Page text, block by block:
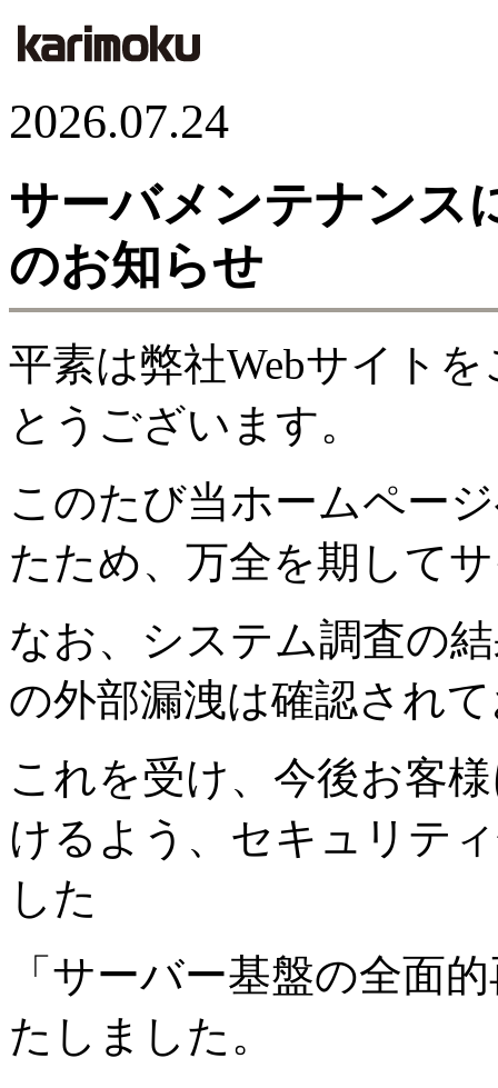
2026.07.24
サーバメンテナンス
のお知らせ
平素は弊社Webサイト
とうございます。
このたび当ホームペー
たため、万全を期して
なお、システム調査の
の外部漏洩は確認され
これを受け、今後お客
けるよう、セキュリテ
した
「サーバー基盤の全面
たしました。